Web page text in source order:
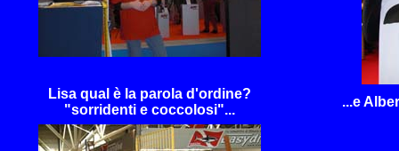
Lisa qual è la parola d'ordine?
"sorridenti e coccolosi"...
...e